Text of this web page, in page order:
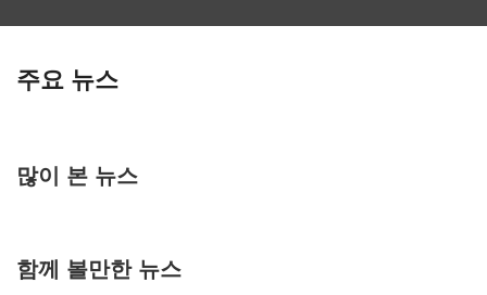
주요 뉴스
많이 본 뉴스
함께 볼만한 뉴스